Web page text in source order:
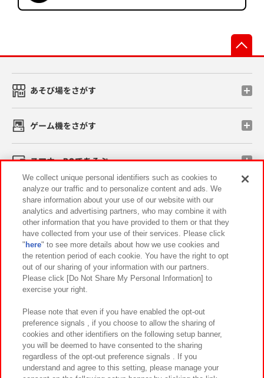
あそび場をさがす
ゲーム機をさがす
スマホ・PCであそぶ
イベント・キャンペーン
関連会社 サステナビリティ サイトポリシー
プライバシーポリシー ウェブアクセシビリティ方針と検証結果
お取引先さまとともに
カスタマーハラスメント対応方針 よくあるご質問・お問い合わせ
We collect unique personal identifiers such as cookies to
analyze our traffic and to personalize content and ads. We
share information about your use of our website with our
analytics and advertising partners, who may combine it with
other information that you have provided to them or that they
have collected from your use of their services. Please click
" here" to see more details about how we use cookies and
the retention period of each cookie. You have the right to opt
out of our sharing of your information with our partners.
Please click [Do Not Share My Personal Information] to
exercise your right.
Please note that even if you have enabled the opt-out
preference signals , if you choose to allow the sharing of
cookies and other identifiers on the following setup banner,
you will be deemed to have consented to the sharing
regardless of the opt-out preference signals . If you
understand and agree to this setting, please manage your